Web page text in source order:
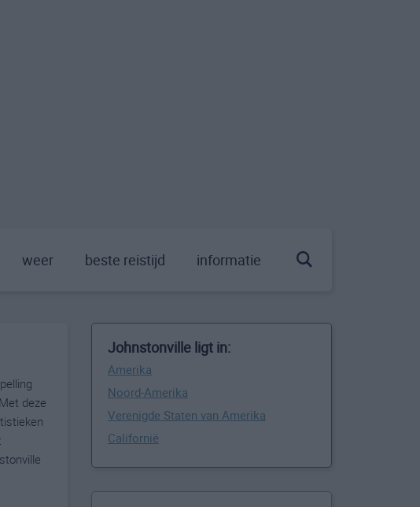
weer beste reistijd informatie
deze
Johnstonville ligt in:
Amerika
Noord-Amerika
Verenigde Staten van Amerika
Californië